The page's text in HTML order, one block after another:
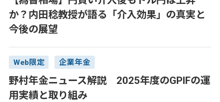
か？内田稔教授が語る「介入効果」の真実と
今後の展望
Web限定 企業年金
野村年金ニュース解説 2025年度のGPIFの運
用実績と取り組み